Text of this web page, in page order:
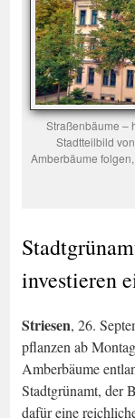
Straßenbäume –
Stadtteilbild
Amberbäume
investieren
Striesen, 26.
pflanzen ab
Amberbäume
Stadtgrünamt, der
dafür eine